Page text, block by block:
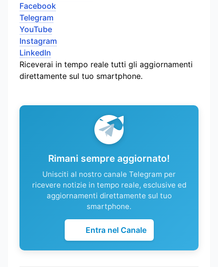
Facebook
Telegram
YouTube
Instagram
LinkedIn
Riceverai in tempo reale tutti gli aggiornamenti
direttamente sul tuo smartphone.
Rimani sempre aggiornato!
Unisciti al nostro canale Telegram per
ricevere notizie in tempo reale, esclusive ed
aggiornamenti direttamente sul tuo
smartphone.
Entra nel Canale